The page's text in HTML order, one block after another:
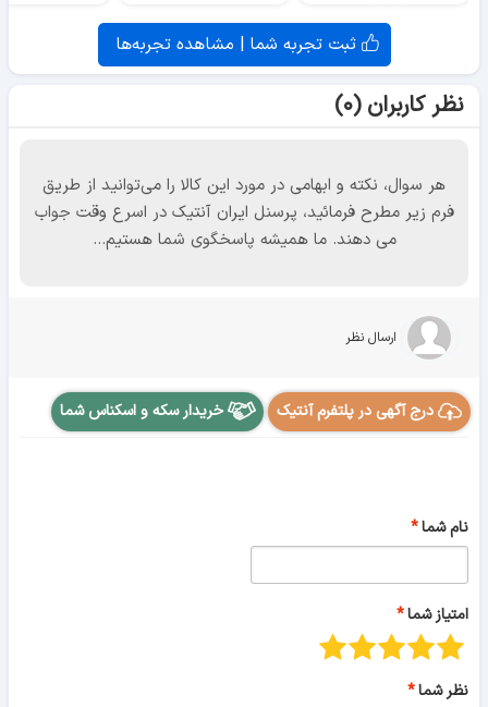
ثبت تجربه شما | مشاهده تجربه‌ها
نظر کاربران (۰)
هر سوال، نکته و ابهامی در مورد این کالا را می‌توانید از طریق
فرم زیر مطرح فرمائید، پرسنل ایران آنتیک در اسرع وقت جواب
می دهند. ما همیشه پاسخگوی شما هستیم...
ارسال نظر
درج آگهی در پلتفرم آنتیک خریدار سکه و اسکناس شما
نام شما
امتیاز شما
نظر شما